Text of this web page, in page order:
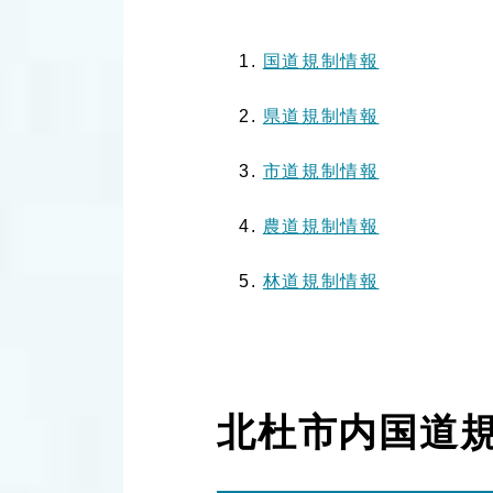
国道規制情報
県道規制情報
市道規制情報
農道規制情報
林道規制情報
北杜市内国道